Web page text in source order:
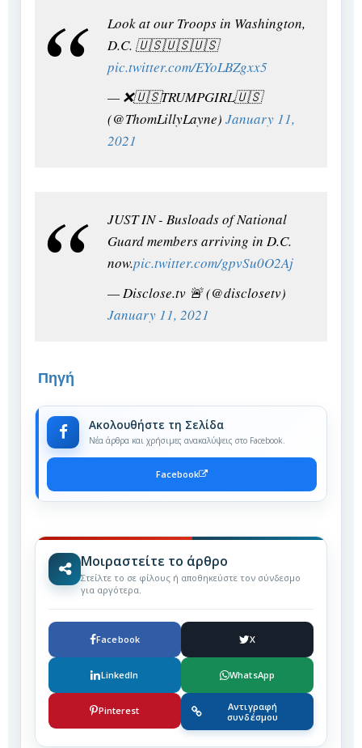
Look at our Troops in Washington,
D.C. 🇺🇸🇺🇸🇺🇸
pic.twitter.com/EYoLBZgxx5
— ❌🇺🇸TRUMPGIRL🇺🇸
(@ThomLillyLayne) January 11,
2021
JUST IN - Busloads of National
Guard members arriving in D.C.
now.pic.twitter.com/gpvSu0O2Aj
— Disclose.tv 🚨 (@disclosetv)
January 11, 2021
Πηγή
Ακολουθήστε τη Σελίδα
Νέα άρθρα και χρήσιμες ανακαλύψεις στο Facebook.
Facebook
Μοιραστείτε το άρθρο
Στείλτε το σε φίλους ή αποθηκεύστε τον σύνδεσμο
για αργότερα.
Facebook X
LinkedIn WhatsApp
Pinterest
Αντιγραφή
συνδέσμου